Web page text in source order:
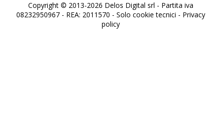
Copyright © 2013-2026 Delos Digital srl - Partita iva
08232950967 - REA: 2011570 - Solo cookie tecnici - Privacy
policy